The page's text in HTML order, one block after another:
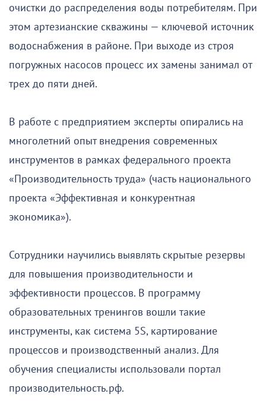
очистки до распределения воды потребителям. При
этом артезианские скважины — ключевой источник
водоснабжения в районе. При выходе из строя
погружных насосов процесс их замены занимал от
трех до пяти дней.
В работе с предприятием эксперты опирались на
многолетний опыт внедрения современных
инструментов в рамках федерального проекта
«Производительность труда» (часть национального
проекта «Эффективная и конкурентная
экономика»).
Сотрудники научились выявлять скрытые резервы
для повышения производительности и
эффективности процессов. В программу
образовательных тренингов вошли такие
инструменты, как система 5S, картирование
процессов и производственный анализ. Для
обучения специалисты использовали портал
производительность.рф.